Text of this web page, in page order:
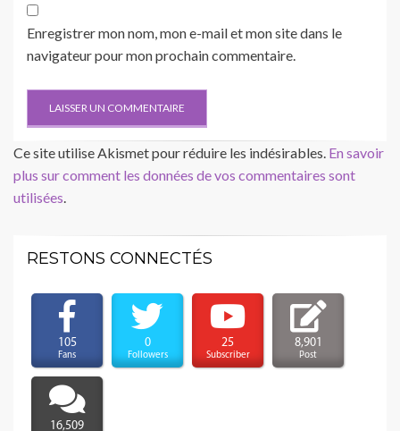
Enregistrer mon nom, mon e-mail et mon site dans le
navigateur pour mon prochain commentaire.
Ce site utilise Akismet pour réduire les indésirables. En savoir
plus sur comment les données de vos commentaires sont
utilisées.
RESTONS CONNECTÉS
105
Fans
0
Followers
25
Subscriber
8,901
Post
16,509